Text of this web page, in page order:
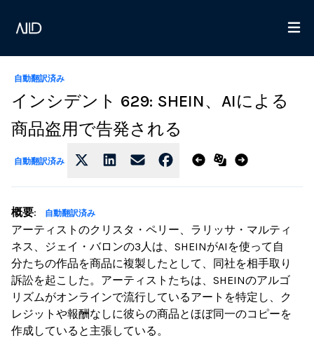
自動翻訳済み
インシデント 629: SHEIN、AIによる
商品盗用で告発される
自動翻訳済み
概要: 自動翻訳済み
アーティストのクリスタ・ペリー、ラリッサ・マルティ
ネス、ジェイ・バロンの3人は、SHEINがAIを使って自
分たちの作品を商品に複製したとして、同社を相手取り
訴訟を起こした。アーティストたちは、SHEINのアルゴ
リズムがオンラインで流行しているアートを特定し、ク
レジットや報酬なしに彼らの商品とほぼ同一のコピーを
作成していると主張している。